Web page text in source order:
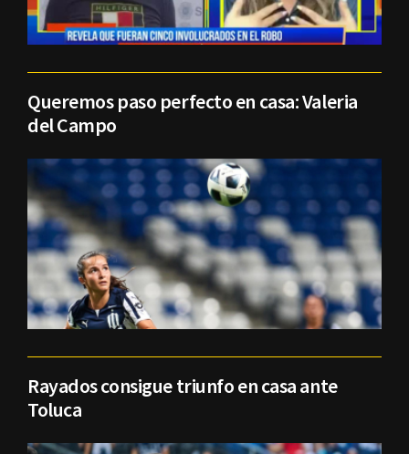
Queremos paso perfecto en casa: Valeria
del Campo
Rayados consigue triunfo en casa ante
Toluca